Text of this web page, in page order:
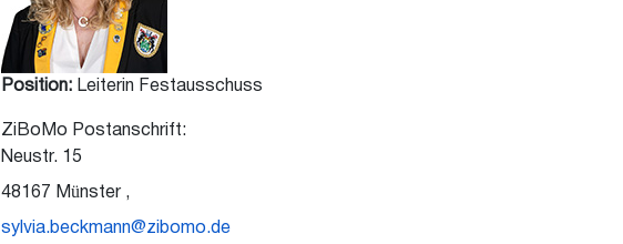
Position: Leiterin Festausschuss
ZiBoMo Postanschrift:
Neustr. 15
48167 Münster ,
sylvia.beckmann@zibomo.de